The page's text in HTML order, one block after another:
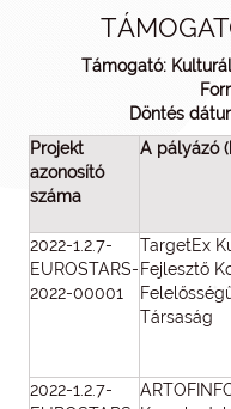
Támogató:
Döntés
Projekt
azonosító
száma
A pályázó
2022-1.2.7-
EUROSTARS-
2022-00001
TargetEx
Fejlesztő
Társaság
2022-1.2.7-